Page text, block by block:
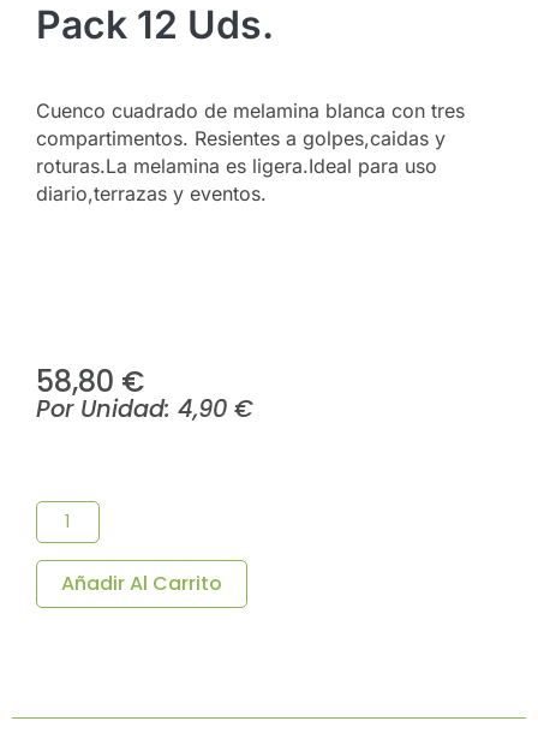
Pack 12 Uds.
Cuenco cuadrado de melamina blanca con tres
compartimentos. Resientes a golpes,caidas y
roturas.La melamina es ligera.Ideal para uso
diario,terrazas y eventos.
58,80 €
Por Unidad: 4,90 €
Con
Tres
Compartimentos
Pack
Añadir Al Carrito